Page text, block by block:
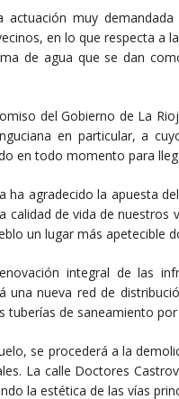
actuación muy
en lo que respecta a
de agua que se dan
del Gobierno de La
en particular, a
en todo momento para
ha agradecido la apuesta
calidad de vida de nuestros
un lugar más apetecible
integral de las
una nueva red de
tuberías de saneamiento
se procederá a la
La calle Doctores
la estética de las vías